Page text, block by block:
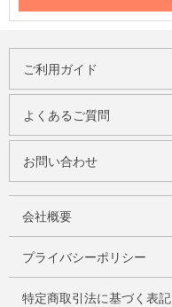
ご利用ガイド
よくあるご質問
お問い合わせ
会社概要
プライバシーポリシー
特定商取引法に基づく表記